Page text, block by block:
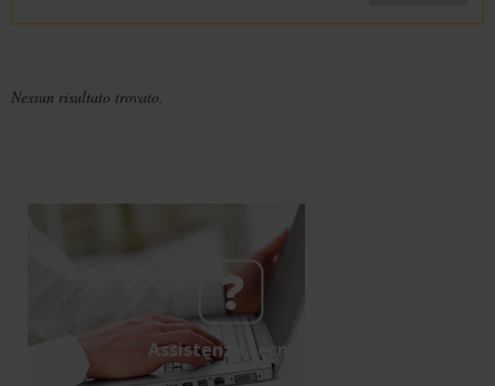
Nessun risultato trovato.
Assistenza tecnica